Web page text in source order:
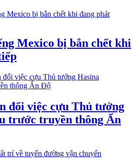
Mexico bị bắn chết khi
đối việc cựu Thủ tướng
trước truyền thông Ấn